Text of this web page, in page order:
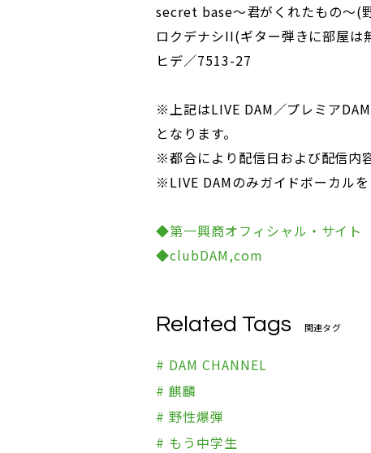
secret base～君がくれたもの～(
ロクデナシII(ギター弾きに部屋
ヒデ／7513-27
※上記はLIVE DAM／プレミア
となります。
※都合により配信日および配信内
※LIVE DAMのみガイドボーカルを
◆第一興商オフィシャル・サイト
◆clubDAM,com
Related Tags 関連タグ
# DAM CHANNEL
# 麒麟
# 野性爆弾
# もう中学生